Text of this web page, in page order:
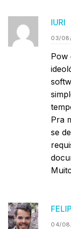
IURI
03/
Pow
Pra
se
04/